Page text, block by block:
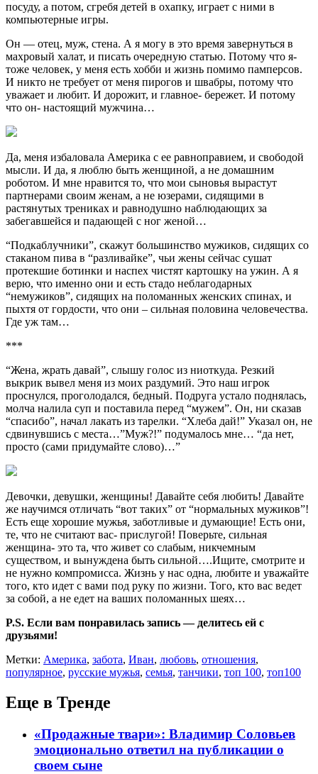
посуду, а потом, сгребя детей в охапку, играет с ними в
компьютерные игры.
Он — отец, муж, стена. А я могу в это время завернуться в
махровый халат, и писать очередную статью. Потому что я-
тоже человек, у меня есть хобби и жизнь помимо памперсов.
И никто не требует от меня пирогов и швабры, потому что
уважает и любит. И дорожит, и главное- бережет. И потому
что он- настоящий мужчина…
Да, меня избаловала Америка с ее равноправием, и свободой
мысли. И да, я люблю быть женщиной, а не домашним
роботом. И мне нравится то, что мои сыновья вырастут
партнерами своим женам, а не юзерами, сидящими в
растянутых трениках и равнодушно наблюдающих за
забегавшейся и падающей с ног женой…
“Подкаблучники”, скажут большинство мужиков, сидящих со
стаканом пива в “разливайке”, чьи жены сейчас сушат
протекшие ботинки и наспех чистят картошку на ужин. А я
верю, что именно они и есть стадо неблагодарных
“немужиков”, сидящих на поломанных женских спинах, и
пыхтя от гордости, что они – сильная половина человечества.
Где уж там…
***
“Жена, жрать давай”, слышу голос из ниоткуда. Резкий
выкрик вывел меня из моих раздумий. Это наш игрок
проснулся, проголодался, бедный. Подруга устало поднялась,
молча налила суп и поставила перед “мужем”. Он, ни сказав
“спасибо”, начал лакать из тарелки. “Хлеба дай!” Указал он, не
сдвинувшись с места…”Муж?!” подумалось мне… “да нет,
просто (сами придумайте слово)…”
Девочки, девушки, женщины! Давайте себя любить! Давайте
же научимся отличать “вот таких” от “нормальных мужиков”!
Есть еще хорошие мужья, заботливые и думающие! Есть они,
те, что не считают вас- прислугой! Поверьте, сильная
женщина- это та, что живет со слабым, никчемным
существом, и вынуждена быть сильной….Ищите, смотрите и
не нужно компромисса. Жизнь у нас одна, любите и уважайте
того, кто идет с вами под руку по жизни. Того, кто вас ведет
за собой, а не едет на ваших поломанных шеях…
P.S. Если вам понравилась запись — делитесь ей с
друзьями!
Метки: Америка, забота, Иван, любовь, отношения,
популярное, русские мужья, семья, танчики, топ 100, топ100
Еще в Тренде
«Продажные твари»: Владимир Соловьев
эмоционально ответил на публикации о
своем сыне